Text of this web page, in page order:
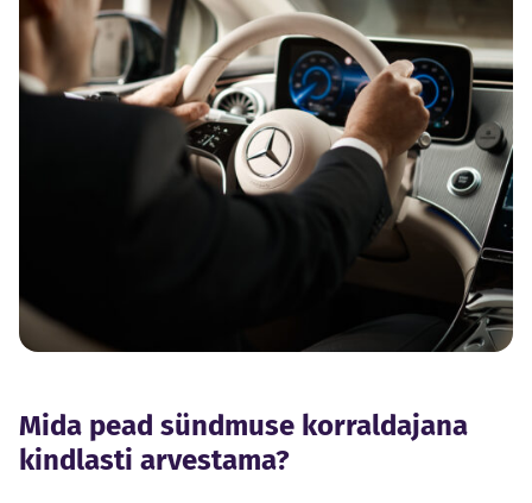
Mida pead sündmuse korraldajana
kindlasti arvestama?